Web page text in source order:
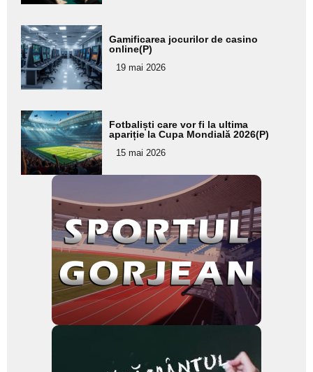
Adaugă
aici textul
pentru
subtitlu
Gamificarea jocurilor de casino
online(P)
19 mai 2026
Adaugă
aici textul
pentru
subtitlu
Fotbaliști care vor fi la ultima
apariție la Cupa Mondială 2026(P)
15 mai 2026